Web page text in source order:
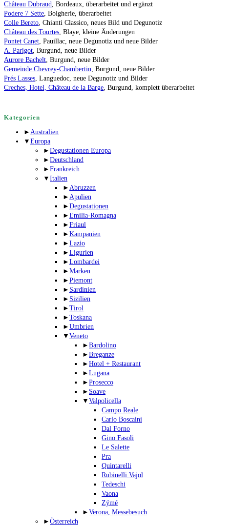
Château Dubraud, Bordeaux, überarbeitet und ergänzt
Podere 7 Sette, Bolgherie, überarbeitet
Colle Bereto, Chianti Classico, neues Bild und Degunotiz
Château des Tourtes, Blaye, kleine Änderungen
Pontet Canet, Pauillac, neue Degunotiz und neue Bilder
A. Parigot, Burgund, neue Bilder
Aurore Bachelt, Burgund, neue Bilder
Gemeinde Chevrey-Chambertin, Burgund, neue Bilder
Prés Lasses, Languedoc, neue Degunotiz und Bilder
Creches, Hotel, Château de la Barge, Burgund, komplett überarbeitet
Kategorien
► Australien
▼ Europa
► Degustationen Europa
► Deutschland
► Frankreich
▼ Italien
► Abruzzen
► Apulien
► Degustationen
► Emilia-Romagna
► Friaul
► Kampanien
► Lazio
► Ligurien
► Lombardei
► Marken
► Piemont
► Sardinien
► Sizilien
► Tirol
► Toskana
► Umbrien
▼ Veneto
► Bardolino
► Breganze
► Hotel + Restaurant
► Lugana
► Prosecco
► Soave
▼ Valpolicella
Campo Reale
Carlo Boscaini
Dal Forno
Gino Fasoli
Le Salette
Pra
Quintarelli
Rubinelli Vajol
Tedeschi
Vaona
Zýmé
► Verona, Messebesuch
► Österreich